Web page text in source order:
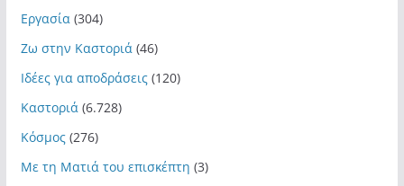
Εργασία (304)
Ζω στην Καστοριά (46)
Ιδέες για αποδράσεις(120)
Καστοριά (6.728)
Κόσμος(276)
Με τη Ματιά του επισκέπτη (3)